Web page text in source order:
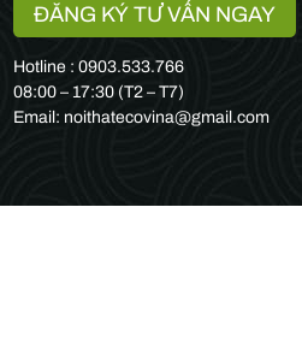
ĐĂNG KÝ TƯ VẤN NGAY
Hotline : 0903.533.766
08:00 – 17:30 (T2 – T7)
Email: noithatecovina@gmail.com